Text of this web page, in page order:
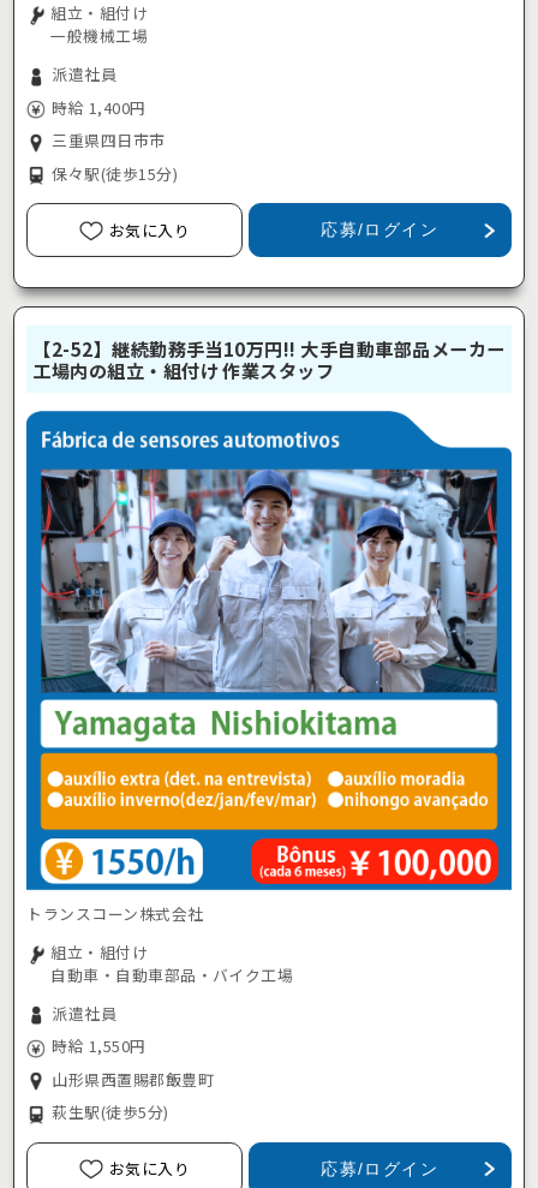
組立・組付け
一般機械工場
派遣社員
時給 1,400円
三重県四日市市
保々駅(徒歩15分)
お気に入り 応募/ログイン
【2-52】継続勤務手当10万円!! 大手自動車部品メーカー
工場内の組立・組付け 作業スタッフ
トランスコーン株式会社
組立・組付け
自動車・自動車部品・バイク工場
派遣社員
時給 1,550円
山形県西置賜郡飯豊町
萩生駅(徒歩5分)
お気に入り 応募/ログイン